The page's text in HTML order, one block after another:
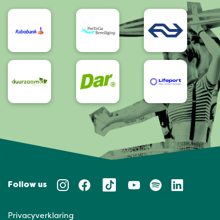
Bereikbaarheid/Toegankelijkheid
Follow us
Privacyverklaring